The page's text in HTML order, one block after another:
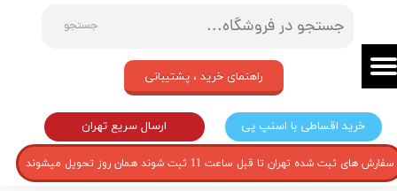
جستجو
خروج از حساب کاربری
خرید اقساطی با اسنپ پی ارسال سریع تهران
راهنمای خرید ، پشتیبانی
سفارش های ثبت شده تهران تا قبل ساعت 11 ثبت شوند همان روز تحویل میشوند